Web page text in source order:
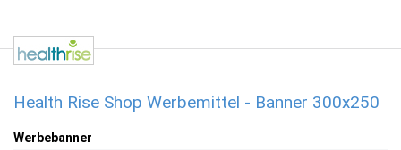
Health Rise Shop Werbemittel - Banner 300x250
Werbebanner